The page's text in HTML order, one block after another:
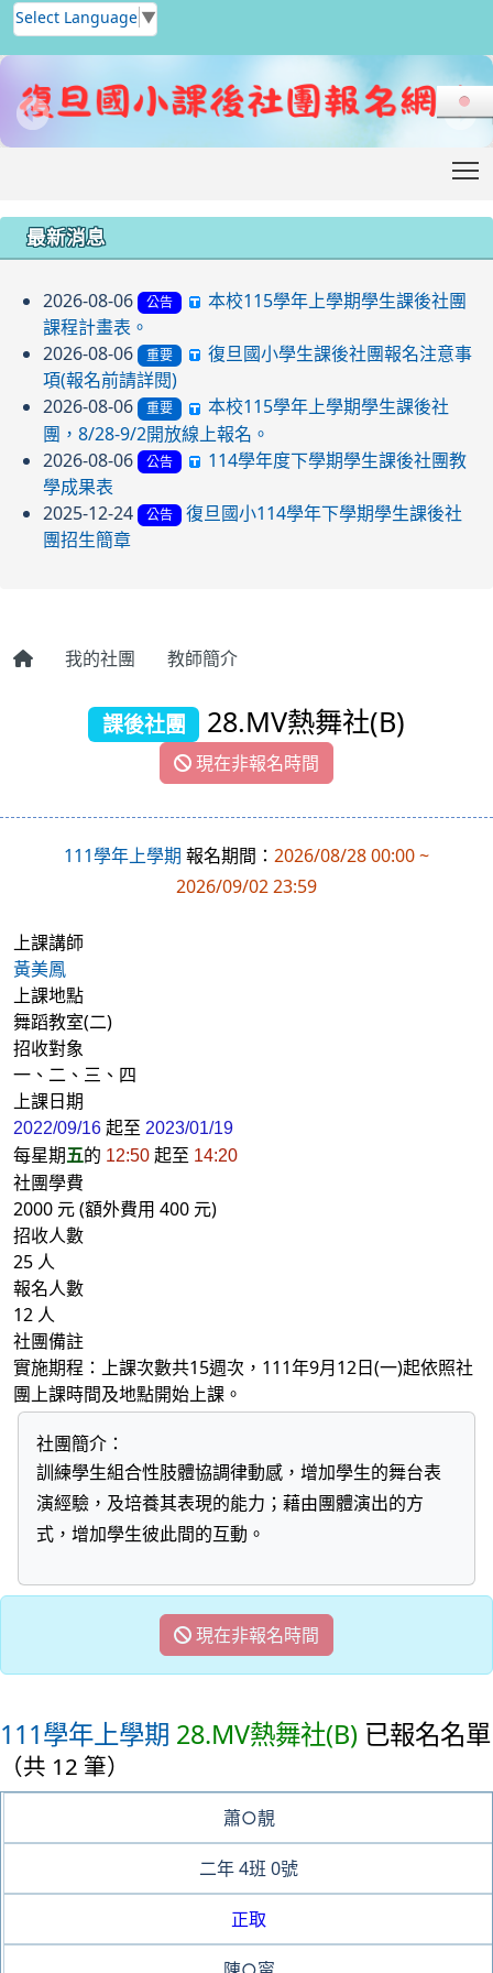
Select Language ▼
最新消息
2026-08-06 公告
本校115學年上學期學生課後社團
課程計畫表。
2026-08-06
重要
復旦國小學生課後社團報名注意事
項(報名前請詳閱)
2026-08-06
重要
本校115學年上學期學生課後社
團，8/28-9/2開放線上報名。
2026-08-06
公告
114學年度下學期學生課後社團教
學成果表
2025-12-24
公告
復旦國小114學年下學期學生課後社
團招生簡章
我的社團 教師簡介
課後社團 28.MV熱舞社(B)
現在非報名時間
111學年上學期 報名期間： 2026/08/28 00:00 ~
2026/09/02 23:59
上課講師
黃美鳳
上課地點
舞蹈教室(二)
招收對象
一、二、三、四
上課日期
2022/09/16 起至 2023/01/19
每星期五的 12:50 起至 14:20
社團學費
2000 元 (額外費用 400 元)
招收人數
25 人
報名人數
12 人
社團備註
實施期程：上課次數共15週次，111年9月12日(一)起依照社
團上課時間及地點開始上課。
社團簡介：
訓練學生組合性肢體協調律動感，增加學生的舞台表
演經驗，及培養其表現的能力；藉由團體演出的方
式，增加學生彼此間的互動。
現在非報名時間
111學年上學期 28.MV熱舞社(B) 已報名名單
（共 12 筆）
蕭○靚
二年4班 0號
正取